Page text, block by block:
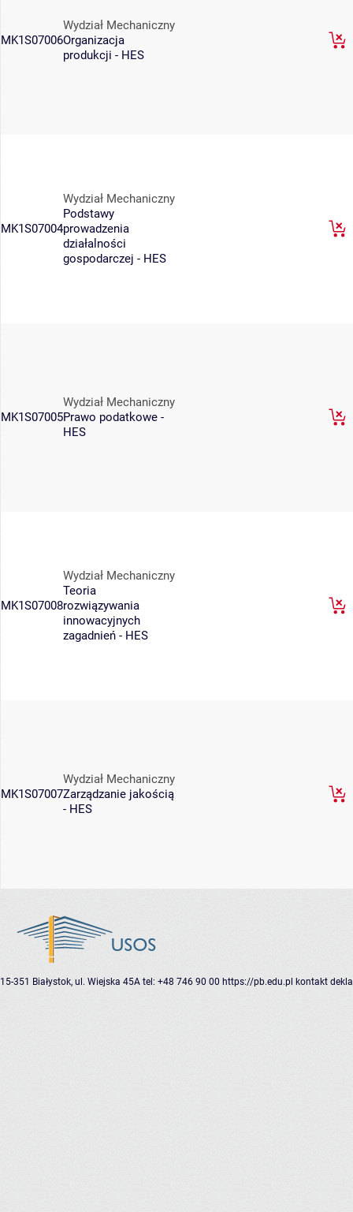
MK1S07006
Wydział Mechaniczny
Organizacja
produkcji - HES
MK1S07004
Wydział Mechaniczny
Podstawy
prowadzenia
działalności
gospodarczej - HES
MK1S07005
Wydział Mechaniczny
Prawo podatkowe -
HES
MK1S07008
Wydział Mechaniczny
Teoria
rozwiązywania
innowacyjnych
zagadnień - HES
MK1S07007
Wydział Mechaniczny
Zarządzanie jakością
- HES
15-351 Białystok, ul. Wiejska 45A tel: +48 746 90 00 https://pb.edu.pl kontakt